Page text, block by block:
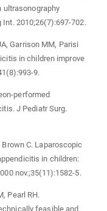
ultrasonography
2010;26(7):697-702.
Garrison MM, Parisi
in children improve
9.
performed
J Pediatr Surg.
Brown C. Laparoscopic
in children:
nov.;35(11):1582-5.
Pearl RH.
feasible and